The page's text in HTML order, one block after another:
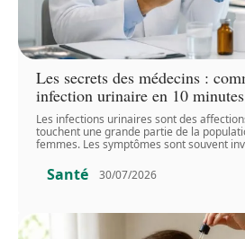
Les secrets des médecins :
infection urinaire en 10 minutes
Les infections urinaires sont des
touchent une grande partie de la
femmes. Les symptômes sont souvent
Santé 30/07/2026